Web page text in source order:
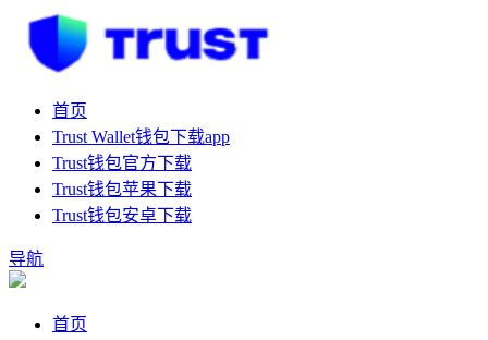
首页
Trust Wallet钱包下载app
Trust钱包官方下载
Trust钱包苹果下载
Trust钱包安卓下载
导航
首页